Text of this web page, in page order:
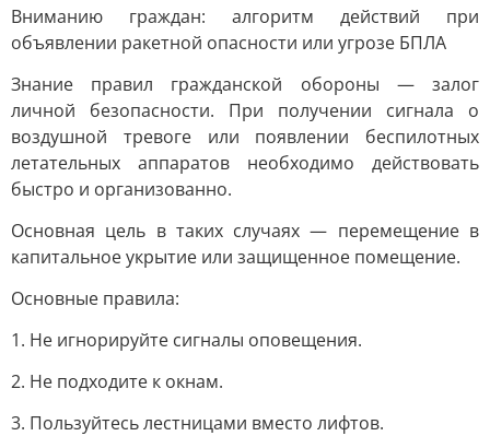
Вниманию граждан: алгоритм действий при
объявлении ракетной опасности или угрозе БПЛА
Знание правил гражданской обороны — залог
личной безопасности. При получении сигнала о
воздушной тревоге или появлении беспилотных
летательных аппаратов необходимо действовать
быстро и организованно.
Основная цель в таких случаях — перемещение в
капитальное укрытие или защищенное помещение.
Основные правила:
1. Не игнорируйте сигналы оповещения.
2. Не подходите к окнам.
3. Пользуйтесь лестницами вместо лифтов.